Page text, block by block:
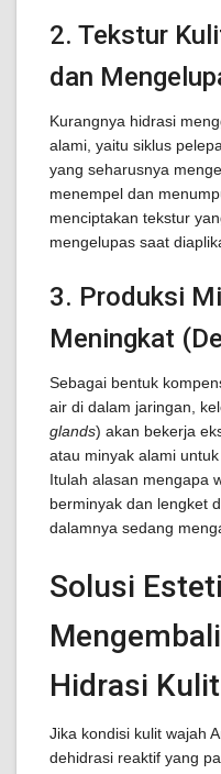
2. Tekstur
dan
Kurangnya hidrasi
alami, yaitu siklus
yang seharusnya
menempel dan
menciptakan tekstur
mengelupas saat
3. Produksi
Meningkat
Sebagai bentuk
air di dalam jaringan,
glands) akan bekerja
atau minyak alami
Itulah alasan mengapa
berminyak dan lengket
dalamnya sedang
Solusi
Hidrasi Kulit
Jika kondisi kulit wajah
dehidrasi reaktif yang